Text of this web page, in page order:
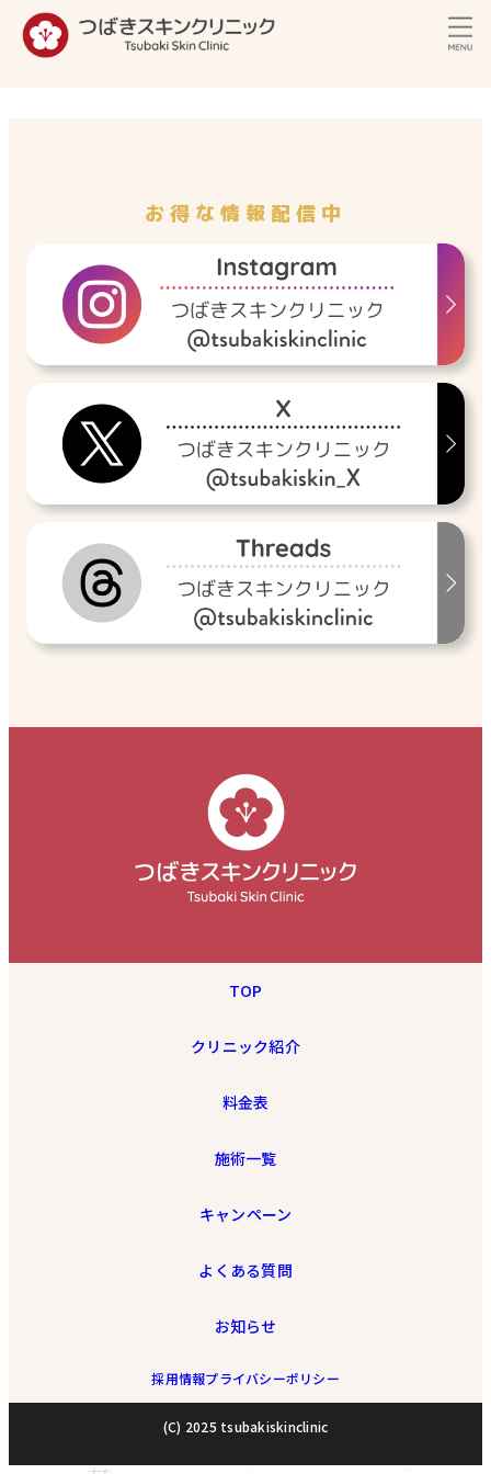
内
容
お得な情報配信中
TOP
クリニック紹介
料金表
施術一覧
キャンペーン
よくある質問
お知らせ
採用情報プライバシーポリシー
(C) 2025 tsubakiskinclinic